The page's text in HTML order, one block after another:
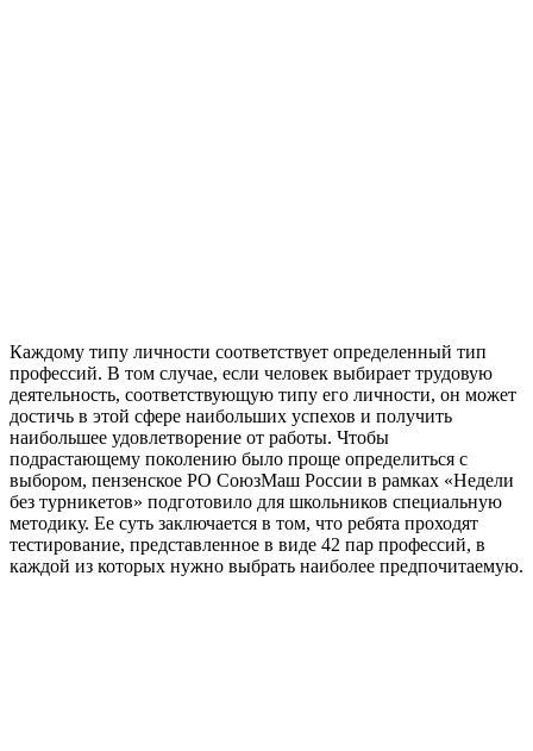
Каждому типу личности соответствует определенный тип
профессий. В том случае, если человек выбирает трудовую
деятельность, соответствующую типу его личности, он может
достичь в этой сфере наибольших успехов и получить
наибольшее удовлетворение от работы. Чтобы
подрастающему поколению было проще определиться с
выбором, пензенское РО СоюзМаш России в рамках «Недели
без турникетов» подготовило для школьников специальную
методику. Ее суть заключается в том, что ребята проходят
тестирование, представленное в виде 42 пар профессий, в
каждой из которых нужно выбрать наиболее предпочитаемую.